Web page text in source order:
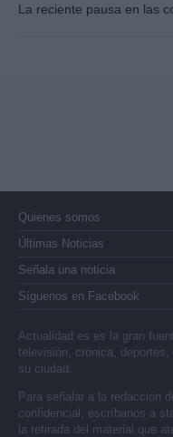
La reciente pausa en las
Quienes somos
Últimas Noticias
Señala una noticia
Síguenos en Facebook
Actualidad.es es la gran
televisión, crónica,
su ciudad.
Para señalar a la redacción
confidencial, escríbanos a
la retirada del material que